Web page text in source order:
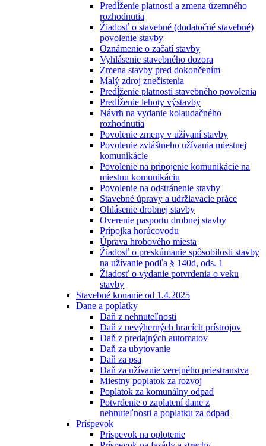
Predĺženie platnosti a zmena územného
rozhodnutia
Žiadosť o stavebné (dodatočné stavebné)
povolenie stavby
Oznámenie o začatí stavby
Vyhlásenie stavebného dozora
Zmena stavby pred dokončením
Malý zdroj znečistenia
Predĺženie platnosti stavebného povolenia
Predĺženie lehoty výstavby
Návrh na vydanie kolaudačného
rozhodnutia
Povolenie zmeny v užívaní stavby
Povolenie zvláštneho užívania miestnej
komunikácie
Povolenie na pripojenie komunikácie na
miestnu komunikáciu
Povolenie na odstránenie stavby
Stavebné úpravy a udržiavacie práce
Ohlásenie drobnej stavby
Overenie pasportu drobnej stavby
Prípojka horúcovodu
Úprava hrobového miesta
Žiadosť o preskúmanie spôsobilosti stavby
na užívanie podľa § 140d, ods. 1
Žiadosť o vydanie potvrdenia o veku
stavby
Stavebné konanie od 1.4.2025
Dane a poplatky
Daň z nehnuteľnosti
Daň z nevýherných hracích prístrojov
Daň z predajných automatov
Daň za ubytovanie
Daň za psa
Daň za užívanie verejného priestranstva
Miestny poplatok za rozvoj
Poplatok za komunálny odpad
Potvrdenie o zaplatení dane z
nehnuteľnosti a poplatku za odpad
Príspevok
Príspevok na oplotenie